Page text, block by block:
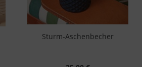
Sturm-Aschenbecher